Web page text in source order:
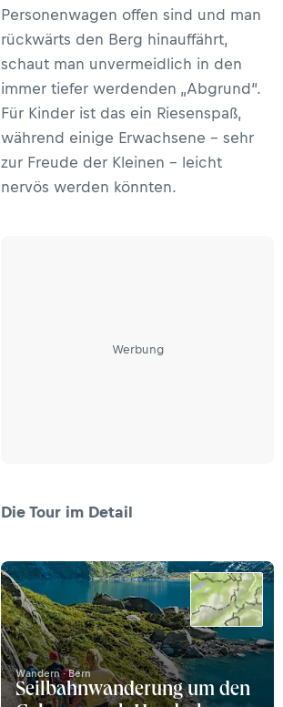
Personenwagen offen sind und man
rückwärts den Berg hinauffährt,
schaut man unvermeidlich in den
immer tiefer werdenden „Abgrund“.
Für Kinder ist das ein Riesenspaß,
während einige Erwachsene – sehr
zur Freude der Kleinen – leicht
nervös werden könnten.
Werbung
Die Tour im Detail
Wandern · Bern
Seilbahnwanderung um den